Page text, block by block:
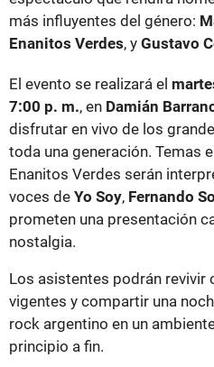
más influyentes del género:
Enanitos Verdes, y Gustavo
El evento se realizará el
7:00 p. m., en Damián
disfrutar en vivo de los
toda una generación. Temas
Enanitos Verdes serán
voces de Yo Soy, Fernando
prometen una presentación
nostalgia.
Los asistentes podrán revivir
vigentes y compartir una
rock argentino en un
principio a fin.